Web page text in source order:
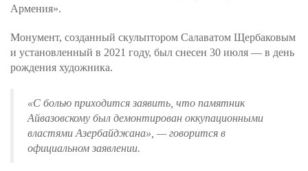
Армения».
Монумент, созданный скульптором Салаватом Щербаковым
и установленный в 2021 году, был снесен 30 июля — в день
рождения художника.
«С болью приходится заявить, что памятник
Айвазовскому был демонтирован оккупационными
властями Азербайджана» , — говорится в
официальном заявлении.